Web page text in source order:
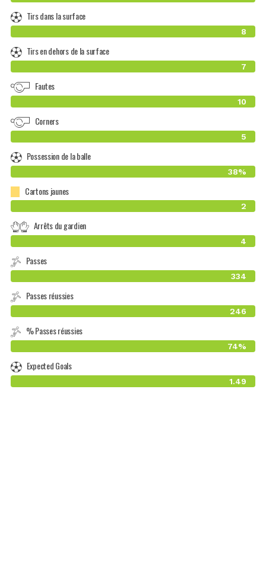
Tirs dans la surface
8
Tirs en dehors de la surface
7
Fautes
10
Corners
5
Possession de la balle
38%
Cartons jaunes
2
Arrêts du gardien
4
Passes
334
Passes réussies
246
% Passes réussies
74%
Expected Goals
1.49